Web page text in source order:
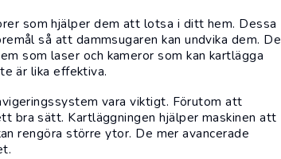
som hjälper dem att lotsa i ditt hem. Dessa
så att dammsugaren kan undvika dem. De
som laser och kameror som kan kartlägga
är lika effektiva.
vara viktigt. Förutom att
bra sätt. Kartläggningen hjälper maskinen att
rengöra större ytor. De mer avancerade